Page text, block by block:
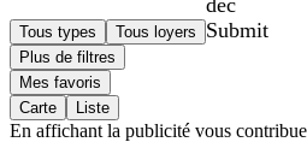
Tous types Tous loyers
déc
Submit
Plus de filtres
Mes favoris
Carte
Liste
En affichant la publicité vous